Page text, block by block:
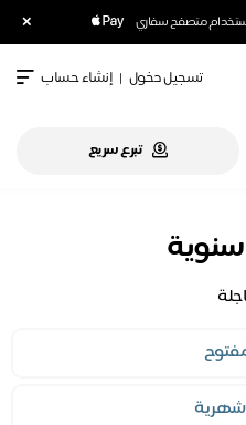
متصفح سفاري ×
تسجيل دخول | إنشاء حساب
تبرع سريع
شهرية